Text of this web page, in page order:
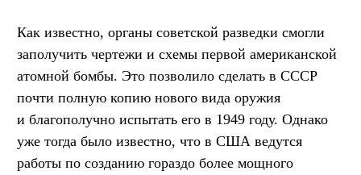
Как известно, органы советской разведки смогли
заполучить чертежи и схемы первой американской
атомной бомбы. Это позволило сделать в СССР
почти полную копию нового вида оружия
и благополучно испытать его в 1949 году. Однако
уже тогда было известно, что в США ведутся
работы по созданию гораздо более мощного